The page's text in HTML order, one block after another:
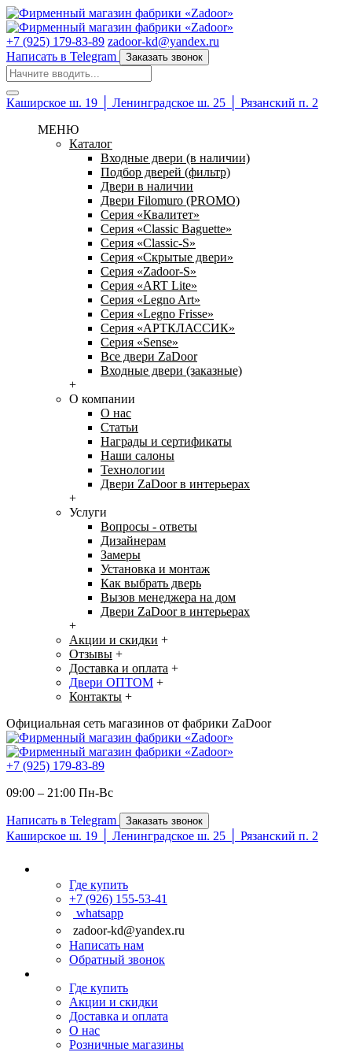
+7 (925) 179-83-89 zadoor-kd@yandex.ru
Написать в Telegram
Заказать звонок
Каширское ш. 19 │ Ленинградское ш. 25 │ Рязанский п. 2
МЕНЮ
Каталог
Входные двери (в наличии)
Подбор дверей (фильтр)
Двери в наличии
Двери Filomuro (PROMO)
Серия «Квалитет»
Серия «Classic Baguette»
Серия «Classic-S»
Серия «Скрытые двери»
Серия «Zadoor-S»
Серия «ART Lite»
Серия «Legno Art»
Серия «Legno Frisse»
Серия «АРТКЛАССИК»
Серия «Sense»
Все двери ZaDoor
Входные двери (заказные)
+
О компании
О нас
Статьи
Награды и сертификаты
Наши салоны
Технологии
Двери ZaDoor в интерьерах
+
Услуги
Вопросы - ответы
Дизайнерам
Замеры
Установка и монтаж
Как выбрать дверь
Вызов менеджера на дом
Двери ZaDoor в интерьерах
+
Акции и скидки +
Отзывы +
Доставка и оплата +
Двери ОПТОМ +
Контакты +
Официальная сеть магазинов от фабрики ZaDoor
+7 (925) 179-83-89
09:00 – 21:00 Пн-Вc
Написать в Telegram Заказать звонок
Каширское ш. 19 │ Ленинградское ш. 25 │ Рязанский п. 2
Где купить
+7 (926) 155-53-41
whatsapp
zadoor-kd@yandex.ru
Написать нам
Обратный звонок
Где купить
Акции и скидки
Доставка и оплата
О нас
Розничные магазины